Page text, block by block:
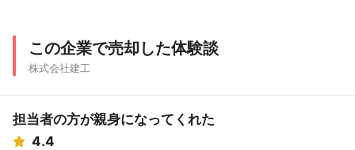
この企業で売却した体験談
株式会社建工
担当者の方が親身になってくれた
4.4